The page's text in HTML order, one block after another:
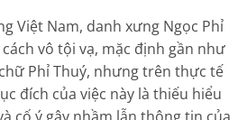
Việt Nam, danh xưng Ngọc Phỉ
vô tội vạ, mặc định gần như
Phỉ Thuý, nhưng trên thực tế
đích của việc này là thiếu hiểu
cố ý gây nhầm lẫn thông tin của